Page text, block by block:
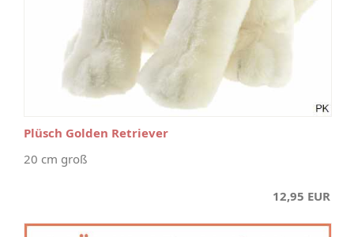
Plüsch Golden Retriever
20 cm groß
12,95 EUR